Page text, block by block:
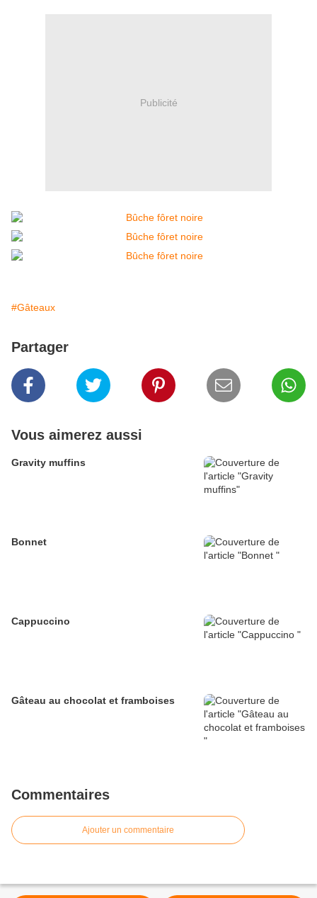
Publicité
#Gâteaux
Partager
Vous aimerez aussi
Gravity muffins
Bonnet
Cappuccino
Gâteau au chocolat et framboises
Commentaires
Ajouter un commentaire